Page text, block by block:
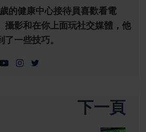
的健康中心接待員喜歡看電
攝影和在你上面玩社交媒體，他
了一些技巧。
下一頁